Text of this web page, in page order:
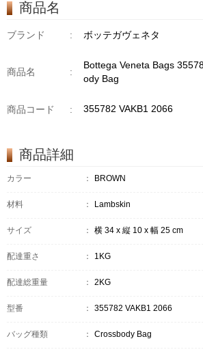
商品名
ブランド : ボッテガヴェネタ
商品名 :
Bottega Veneta Bags
ody Bag
商品コード : 355782 VAKB1 2066
商品詳細
カラー ： BROWN
材料 ： Lambskin
サイズ ： 横 34 x 縦 10 x 幅 25 cm
配達重さ ： 1KG
配達総重量 ： 2KG
型番 ： 355782 VAKB1 2066
バッグ種類 ： Crossbody Bag